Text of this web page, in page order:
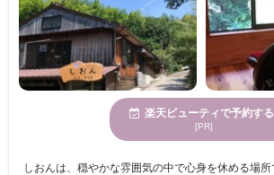
楽天ビューティで予約する
[PR]